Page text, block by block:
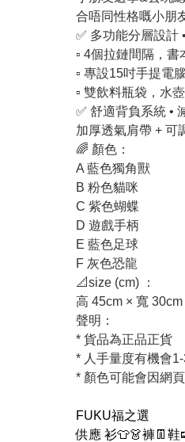
合唔同性格嘅小朋
✅ 多功能分層設計
▫️ 4個拉鏈間隔，
▫️ 專設15吋手提電
▫️ 雙飲料瓶袋，水
✅ 舒適背負系統 •
加厚透氣肩帶 + 可
🌈 顏色：
A 藍色獨角獸
B 粉色貓咪
C 紫色蝴蝶
D 遊戲手柄
E 藍色足球
F 灰色恐龍
📐size (cm) ：
高 45cm × 寬
聲明：
* 貨品為正品正貨
* 人手量度有機會
* 顏色可能會因網
FUKU福之選
供應 衫👕👗褲👖鞋